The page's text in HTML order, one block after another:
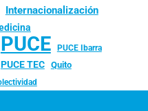
Internacionalización
PUCE PUCE Ibarra
PUCE TEC
Quito